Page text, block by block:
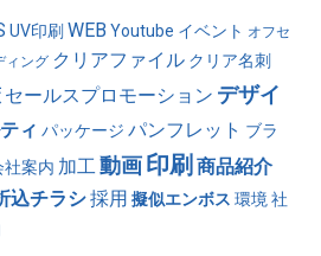
UV印刷 WEB Youtube イベント オフセ
ィング クリアファイル クリア名刺
セールスプロモーション デザイ
ィ パッケージ パンフレット ブラ
社案内 加工動画印刷 商品紹介
込チラシ採用 擬似エンボス 環境 社